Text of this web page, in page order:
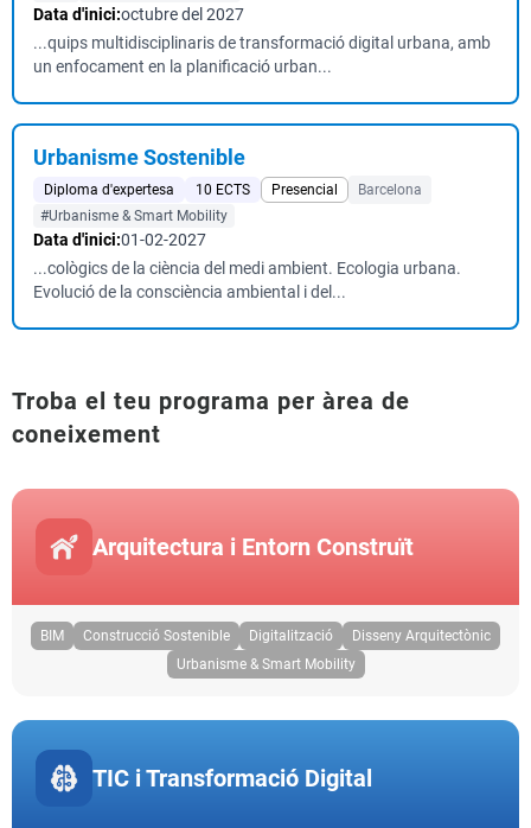
Data d'inici:octubre del 2027
...quips multidisciplinaris de transformació digital urbana, amb
un enfocament en la planificació urban...
Urbanisme Sostenible
Diploma d'expertesa 10 ECTS Presencial
Barcelona
#Urbanisme & Smart Mobility
Data d'inici:01-02-2027
...cològics de la ciència del medi ambient. Ecologia urbana.
Evolució de la consciència ambiental i del...
Troba el teu programa per àrea de
coneixement
Arquitectura i Entorn Construït
BIM Construcció Sostenible Digitalització
Disseny Arquitectònic
Urbanisme & Smart Mobility
TIC i Transformació Digital